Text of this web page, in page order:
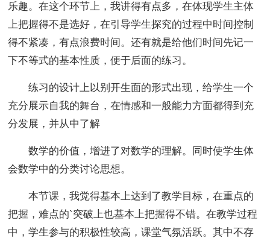
乐趣。在这个环节上，我讲得有点多，在体现学生主体
上把握得不是选好，在引导学生探究的过程中时间控制
得不紧凑，有点浪费时间。还有就是给他们时间先记一
下不等式的基本性质，便于后面的练习。
练习的设计上以别开生面的形式出现，给学生一个
充分展示自我的舞台，在情感和一般能力方面都得到充
分发展，并从中了解
数学的价值，增进了对数学的理解。同时使学生体
会数学中的分类讨论思想。
本节课，我觉得基本上达到了教学目标，在重点的
把握，难点的`突破上也基本上把握得不错。在教学过程
中，学生参与的积极性较高，课堂气氛活跃。其中不存